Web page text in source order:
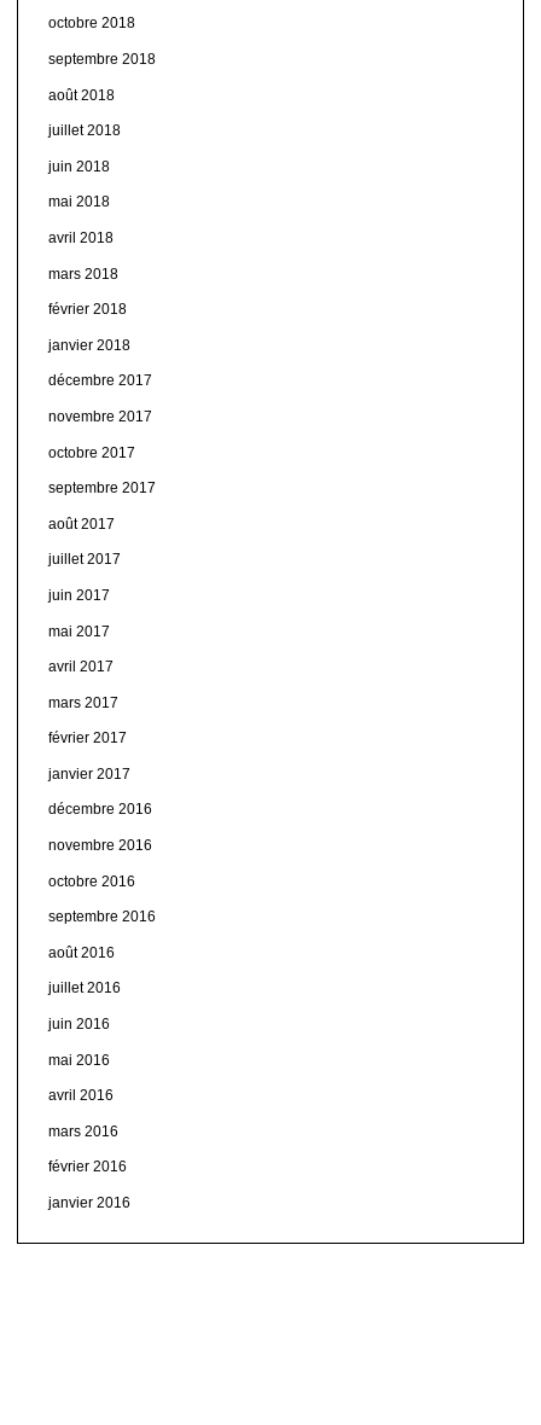
octobre 2018
septembre 2018
août 2018
juillet 2018
juin 2018
mai 2018
avril 2018
mars 2018
février 2018
janvier 2018
décembre 2017
novembre 2017
octobre 2017
septembre 2017
août 2017
juillet 2017
juin 2017
mai 2017
avril 2017
mars 2017
février 2017
janvier 2017
décembre 2016
novembre 2016
octobre 2016
septembre 2016
août 2016
juillet 2016
juin 2016
mai 2016
avril 2016
mars 2016
février 2016
janvier 2016